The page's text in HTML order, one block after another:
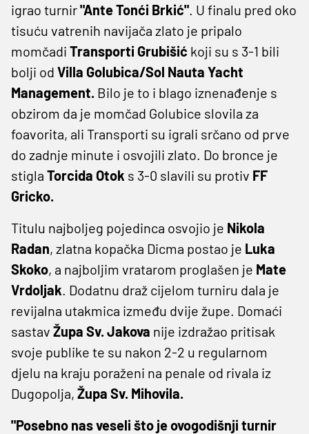
igrao turnir"Ante Tonći Brkić". U finalu pred oko
tisuću vatrenih navijača zlato je pripalo
momčadi Transporti Grubišić koji su s 3-1 bili
bolji od Villa Golubica/Sol Nauta Yacht
Management. Bilo je to i blago iznenađenje s
obzirom da je momčad Golubice slovila za
foavorita, ali Transporti su igrali srčano od prve
do zadnje minute i osvojili zlato. Do bronce je
stigla Torcida Otok s 3-0 slavili su protiv FF
Gricko.
Titulu najboljeg pojedinca osvojio je Nikola
Radan, zlatna kopačka Dicma postao je Luka
Skoko, a najboljim vratarom proglašen je Mate
Vrdoljak. Dodatnu draž cijelom turniru dala je
revijalna utakmica između dvije župe. Domaći
sastav Župa Sv. Jakova nije izdražao pritisak
svoje publike te su nakon 2-2 u regularnom
djelu na kraju poraženi na penale od rivala iz
Dugopolja, Župa Sv. Mihovila.
"Posebno nas veseli što je ovogodišnji turnir